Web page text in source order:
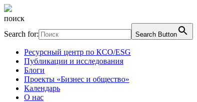
поиск
Search for:
Search Button
Ресурсный центр по КСО/ESG
Публикации и исследования
Блоги
Проекты «Бизнес и общество»
Календарь
О нас